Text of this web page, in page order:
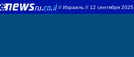
// Израиль // 12 сентября 2025